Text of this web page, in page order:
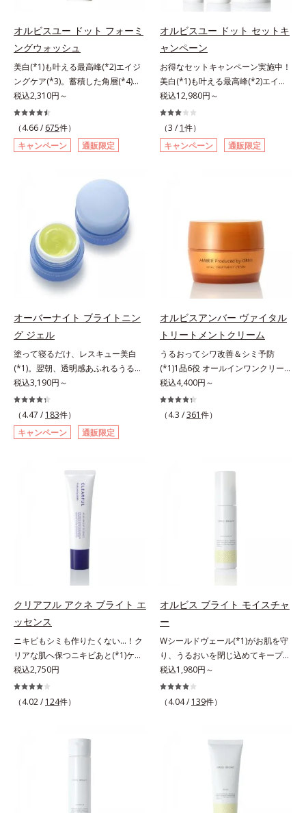
180回（3ヵ月程度）各商品の詳し
い情報は商品ページをご覧くださ
い。・BEAUTY夏祭りは、こちら
シリーズは美容成分(*7)として
「G.D.F.アクティベーター(*8)」を
配合。そして、従来から配合してい
る美白(*1)有効成分「トラネキサム
酸」を配合しました。さらに、シリ
ーズ共通の美容成分「GLルートブ
ースター(*9)」を配合することで、
肌のふっくら感や透明感を叶えま
す。美白ケアしながら多角的なエイ
ジングケアが叶うシリーズに。3ス
感を。効果的なシナジー設計で、あ
なたのエイジングケアを応援しま
す。*1 メラニンの生成を抑え、シ
ミ・ソバカスを防ぐ（ウォッシュを
除く）*2 オルビス内スキンケアシ
リーズの保湿力*3 年齢に応じたお
手入れのこと*4 うるおいによる
*5 乾燥、ハリ・ツヤのなさ*6
セラカエルレア果汁、ノバラエキス
配合＝うるおいを与えハリと透明感
に満ちた肌へ導く保湿成分*9 メマ
ツヨイグサ抽出液、スイカズラエキ
ス配合＝角層のすみずみまで水分・
油分を保ち、ハリ・ツヤを与える保
湿成分*10 気持ちのこと
そこでオルビスユー ドットシリー
ズは美容成分(*8)として「G.D.F.ア
クティベーター(*9)」を配合。そし
て、従来から配合している美白(*1)
有効成分「トラネキサム酸」を配合
しました。さらに、シリーズ共通の
美容成分「GLルートブースター
(*10)」を配合することで、肌のふ
っくら感や透明感を叶えます。美白
ケアしながら多角的なエイジングケ
アが叶うシリーズに。3ステップで
スを防ぐ（ウォッシュを除く）*2
オルビス内スキンケアシリーズの保
湿力*3 年齢に応じたお手入れのこ
と*4 角層まで*5 うるおいによ
る*6 乾燥、ハリ・ツヤのなさ
*7 乾燥による*8 保湿成分*9
ロニセラカエルレア果汁、ノバラエ
キス配合＝うるおいを与えハリと透
明感に満ちた肌へ導く保湿成分
*10 メマツヨイグサ抽出液、スイ
カズラエキス配合＝角層のすみずみ
まで水分・油分を保ち、ハリ・ツヤ
を与える保湿成分*11 気持ちのこ
と
オルビスユー ドット フォーミ
ングウォッシュ
美白(*1)も叶える最高峰(*2)エイジ
ングケア(*3)。蓄積した角層(*4)を
絡めとりくすみ(*5)を晴らす高密着
マイルドピーリング(*6)洗顔料。ハ
リも透明感(*7)も結果主義。年齢サ
イン(*8)の因子に着目した肌科学エ
イジングケア(*3)シリーズ。オルビ
よる肌悩み一つ一つを対処するので
はなく、肌で起きていることの根本
原因に着目。加齢とともに現れる年
齢サインについて研究を進めたとこ
ろ、弾力感のない状態である「ハリ
のなさ」や、くすみ(*5)などが現れ
ている状態である「透明感のなさ」
が、大人の肌印象に大きな影響を与
えていることがわかりました。そこ
でオルビスユー ドットシリーズは
美容成分(*9)として「G.D.F.アクテ
ィベーター(*10)」を配合。そし
て、従来から配合している美白(*1)
有効成分「トラネキサム酸」を配合
しました。さらに、シリーズ共通の
美容成分「GLルートブースター
(*11)」を配合することで、肌のふ
っくら感や透明感を叶えます。美白
ケアしながら多角的なエイジングケ
上向き(*12)のハリと透明感を。効
果的なシナジー設計で、あなたのエ
イジングケアを応援します。*1 メ
ラニンの生成を抑え、シミ・ソバカ
スを防ぐ（ウォッシュを除く）*2
オルビス内スキンケアシリーズの保
と*4 剥がれずに肌に蓄積した古い
角層*5 乾燥による*6 洗浄によ
る物理的効果*7 うるおいによる
*8 乾燥、ハリ・ツヤのなさ*9
保湿成分*10 ロニセラカエルレア
果汁、ノバラエキス配合＝うるおい
を与えハリと透明感に満ちた肌へ導
く保湿成分*11 メマツヨイグサ抽
出液、スイカズラエキス配合＝角層
のすみずみまで水分・油分を保ち、
税込2,310円～
（4.66 / 675件）
キャンペーン
通販限定
オルビスユー ドット セットキ
ャンペーン
お得なセットキャンペーン実施中！
美白(*1)も叶える最高峰(*2)エイジ
ングケア(*3)。ハリも透明感(*4)も
結果主義。年齢サイン(*5)の因子に
着目した肌科学エイジングケア(*3)
シリーズ。オルビスユー ドットシ
リーズは、年齢による肌悩み一つ一
ない状態である「ハリのなさ」や、
くすみ(*6)などが現れている状態で
ある「透明感のなさ」が現れること
で大人の肌印象に大きな影響を与え
ていることが分かりました。そこで
オルビスユー ドットシリーズは美
容成分(*7)として「G.D.F.アクティ
ベーター(*8)」を配合。そして、従
来から配合している美白有効成分
「トラネキサム酸」を配合しまし
た。さらに、シリーズ共通の美容成
分(*7)「GLルートブースター(*9)」
を配合することで、肌のふっくら感
や透明感を叶えます。美白ケアしな
シナジー設計で、あなたのエイジン
年齢に応じたお手入れのこと*4 う
るおいによる*5 乾燥、ハリ・ツヤ
のなさ*6 乾燥による*7 保湿成分*8
ロニセラカエルレア果汁、ノバラエ
キス配合＝うるおいを与えハリと透
明感に満ちた肌へ導く保湿成分*9
メマツヨイグサ抽出液、スイカズラ
エキス配合＝角層のすみずみまで水
分・油分を保ち、ハリ・ツヤを与え
る保湿成分*10 気持ちのこと各商品
の詳しい情報は商品ページをご覧く
ださい。・BEAUTY夏祭りは、こち
税込12,980円～
（3 / 1件）
キャンペーン
通販限定
オーバーナイト ブライトニン
グ ジェル
塗って寝るだけ、レスキュー美白
(*1)。翌朝、透明感あふれるうるぷ
る肌を叶える、お守り涼感ジェルパ
ック。紫外線を浴びた日の夜は、ひ
んやり気持ちいいジェルでお肌をレ
スキュー！ メラニンの産生指令が
活発になる夜の肌環境に着目して、
(*2)ツヤ肌”へと整える夜用ジェルパ
ックです。ぷるぷるジェルを肌にの
せると、シートマスクのようにピタ
ッと密着。水ハリ膜が肌のうるおい
をキープしながら、やわらかさをア
ップ。美白(*1)と保湿の両方にアプ
SG(*3)」、肌荒れや日焼けによる肌
のほてりを予防する「グリチルリチ
ン酸ジカリウム(*4)」など、たっぷ
りの保湿成分が浸透しやすい肌環境
を叶えます。はじめはピタッと密着
するテクスチャーは、肌になじむご
とにもっちり質感に、最後はなめら
かな水膜へと3変化。普段の保湿液
をこのジェルにおきかえて塗って眠
るだけで、うるおいながらもベタつ
生成を抑え、シミ・ソバカスを防ぐ
*2 美白（メラニンの生成を抑え、
税込3,190円～
（4.47 / 183件）
キャンペーン
通販限定
オルビスアンバー ヴァイタル
トリートメントクリーム
うるおってシワ改善＆シミ予防
(*1)1品6役 オールインワンクリー
ム。オルビスアンバーは、いつも⾃
然体で美しくありたいと願う⼤⼈世
代に寄り添うブランドです。年齢印
れで賢いケアを。ライフスタイルに
リートメントクリーム」は、1品
で、化粧水、クリーム、シワ改善・
美白(*1)美容液、乳液・保湿液、ネ
ッククリーム(*3)、パックの6役を
担い、複合的にアプローチ。Wナイ
アシン(*4)によるシワ改善・シミ予
防に加え、複合成分コラーゲンコン
プレックスSPが肌のハリを徹底サポ
ート。肌なじみのよいクリーム構造
で角層まで保湿成分が浸透し、うる
おいをギュッと閉じ込めます。洗顔
の後、これ1品だけでマルチにケ
す。*1 メラニンの生成を抑え、シ
ミ・ソバカスを防ぐ*2 肌にハリを
与え若々しい印象*3 首のうるおい
ケアとして*4 ナイアシンアミド
税込4,400円～
（4.3 /361件）
クリアフル アクネ ブライト エ
ッセンス
ニキビもシミも作りたくない…！ク
リアな肌へ保つニキビあと(*1)ケア
(*2)美容液。クリアな肌へ保つ、ニ
キビあと(*1)ケア(*2)美容液です。
ニキビあとをケアしてシミを予防す
(*3)でシミとソバカスを防ぎ、和漢
植物由来成分とコラーゲンでニキ
します。こっくりテクスチャーが肌
税込2,750円
（4.02 / 124件）
オルビス ブライト モイスチャ
ー
Wシールドヴェール(*1)がお肌を守
り、うるおいを閉じ込めてキープす
る美白(*2)保湿液。業界初(*3)知見
「メラニンの第三のルート」である
「横のひろがり」に着目して、全方
てしまった紫外線ダメージをきっか
けに、肌深く(*6)では「メラニンに
じみ(*7)」が発現。シミやそばかす
という「点」だけでなく、透明感の
なさなどの「面」での透明感を阻害
税込1,980円～
（4.04 / 139件）